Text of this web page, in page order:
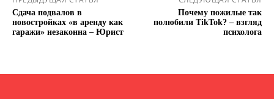
Сдача подвалов в
новостройках «в аренду как
гаражи» незаконна – Юрист
Почему пожилые так
полюбили TikTok? – взгляд
психолога